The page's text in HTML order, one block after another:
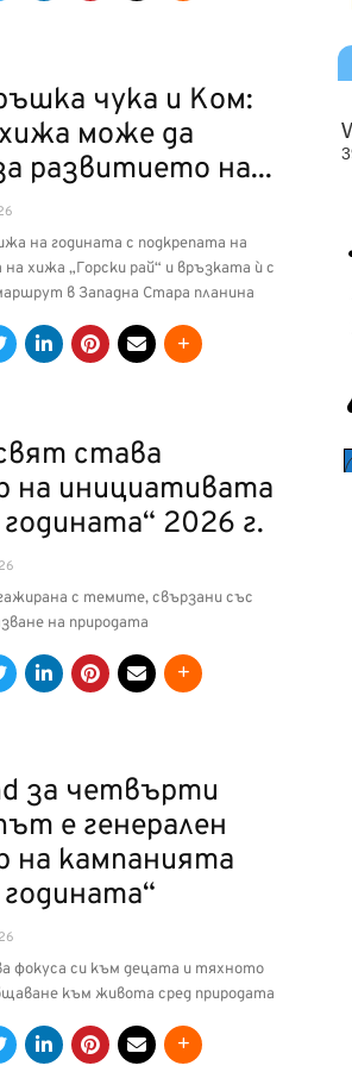
чука и Ком:
може да
развитието на...
на годината с подкрепата на
на хижа „Горски рай“ и връзката ѝ с
в Западна Стара планина
става
на инициативата
2026 г.
с темите, свързани със
на природата
за четвърти
е генерален
на кампанията
фокуса си към децата и тяхното
към живота сред природата